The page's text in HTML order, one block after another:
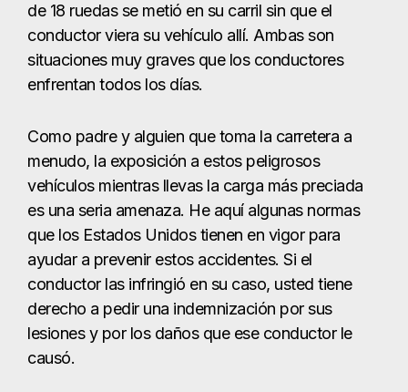
de 18 ruedas se metió en su carril sin que el
conductor viera su vehículo allí. Ambas son
situaciones muy graves que los conductores
enfrentan todos los días.
Como padre y alguien que toma la carretera a
menudo, la exposición a estos peligrosos
vehículos mientras llevas la carga más preciada
es una seria amenaza. He aquí algunas normas
que los Estados Unidos tienen en vigor para
ayudar a prevenir estos accidentes. Si el
conductor las infringió en su caso, usted tiene
derecho a pedir una indemnización por sus
lesiones y por los daños que ese conductor le
causó.